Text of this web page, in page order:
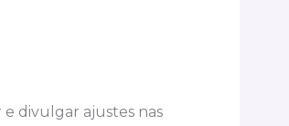
divulgar ajustes nas